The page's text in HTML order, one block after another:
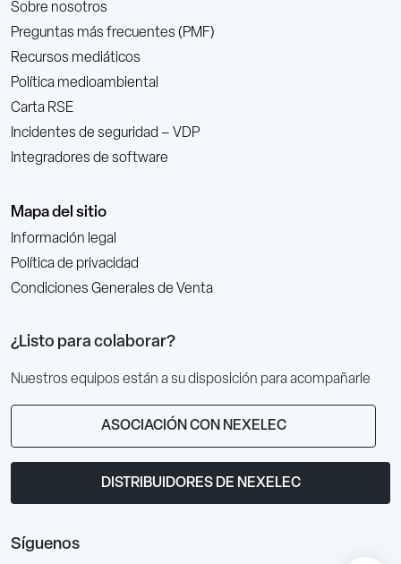
Sobre nosotros
Preguntas más frecuentes (PMF)
Recursos mediáticos
Política medioambiental
Carta RSE
Incidentes de seguridad – VDP
Integradores de software
Mapa del sitio
Información legal
Política de privacidad
Condiciones Generales de Venta
¿Listo para colaborar?
Nuestros equipos están a su disposición para acompañarle
ASOCIACIÓN CON NEXELEC
DISTRIBUIDORES DE NEXELEC
Síguenos